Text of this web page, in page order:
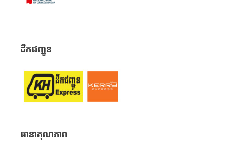
ដឹកជញ្ជូន
ធានាគុណភាព